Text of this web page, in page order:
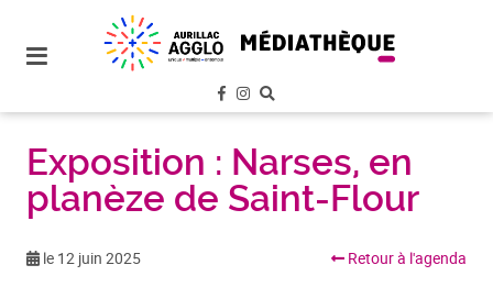
site
aller au
contenu
Exposition : Narses, en
planèze de Saint-Flour
le 12 juin 2025 Retour à l'agenda